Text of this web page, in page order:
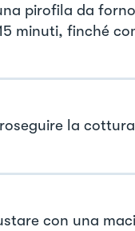
pirofila da
minuti, finché
la
con una